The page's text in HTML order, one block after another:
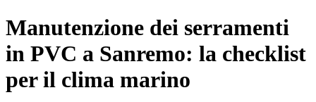
Manutenzione dei serramenti
in PVC a Sanremo: la checklist
per il clima marino